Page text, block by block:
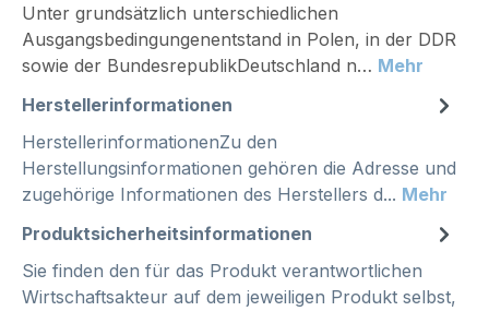
Unter grundsätzlich unterschiedlichen
Ausgangsbedingungenentstand in Polen, in der DDR
sowie der BundesrepublikDeutschland n… Mehr
Herstellerinformationen
HerstellerinformationenZu den
Herstellungsinformationen gehören die Adresse und
zugehörige Informationen des Herstellers d... Mehr
Produktsicherheitsinformationen
Sie finden den für das Produkt verantwortlichen
Wirtschaftsakteur auf dem jeweiligen Produkt selbst,